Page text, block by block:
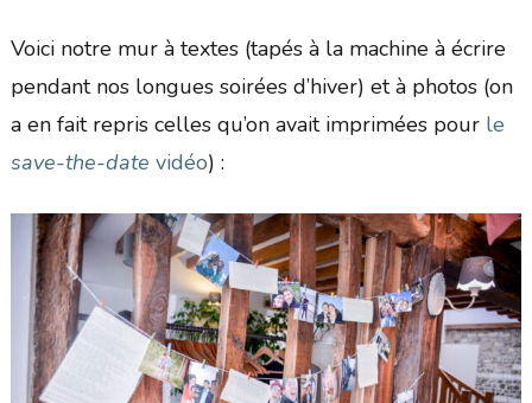
Voici notre mur à textes (tapés à la machine à écrire
pendant nos longues soirées d’hiver) et à photos (on
a en fait repris celles qu’on avait imprimées pour le
save-the-date vidéo) :